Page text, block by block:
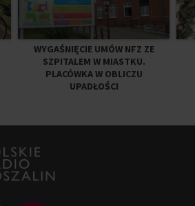
WYGAŚNIĘCIE UMÓW NFZ ZE
SZPITALEM W MIASTKU.
PLACÓWKA W OBLICZU
UPADŁOŚCI